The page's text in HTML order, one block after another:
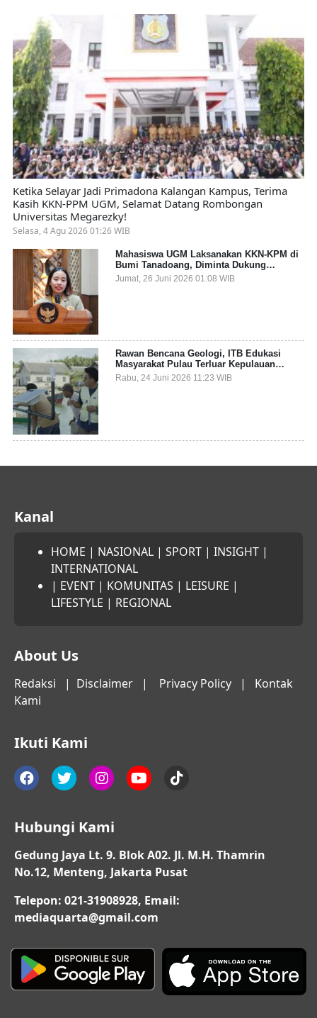
Ketika Selayar Jadi Primadona Kalangan Kampus, Terima
Kasih KKN-PPM UGM, Selamat Datang Rombongan
Universitas Megarezky!
Selasa, 4 Agu 2026 01:26 WIB
Mahasiswa UGM Laksanakan KKN-KPM di
Bumi Tanadoang, Diminta Dukung
Gemerlap dan Beri Solusi pada Persoalan
Sampah Pesisir
Jumat, 26 Juni 2026 01:08 WIB
Rawan Bencana Geologi, ITB Edukasi
Masyarakat Pulau Terluar Kepulauan
Selayar Terkait Mitigasi Berbasis Kawasan
Pesisir
Rabu, 24 Juni 2026 11:23 WIB
Kanal
HOME | NASIONAL | SPORT | INSIGHT |
INTERNATIONAL
| EVENT | KOMUNITAS | LEISURE |
LIFESTYLE | REGIONAL
About Us
Redaksi | Disclaimer | Privacy Policy | Kontak
Kami
Ikuti Kami
Hubungi Kami
Gedung Jaya Lt. 9. Blok A02. Jl. M.H. Thamrin
No.12, Menteng, Jakarta Pusat
Telepon: 021-31908928, Email:
mediaquarta@gmail.com